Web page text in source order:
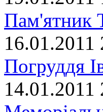
Пам'ятник
16.01.2011
Погруддя
14.01.2011